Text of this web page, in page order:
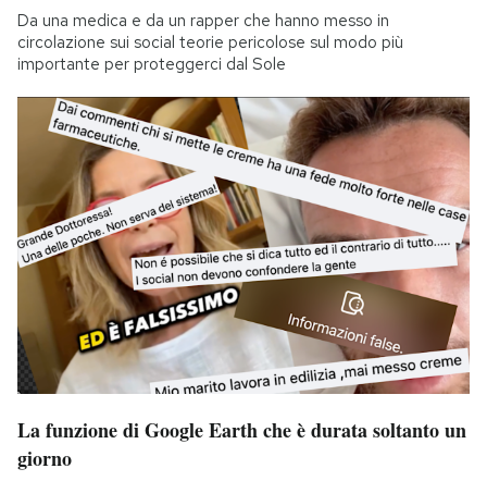
Da una medica e da un rapper che hanno messo in
circolazione sui social teorie pericolose sul modo più
importante per proteggerci dal Sole
La funzione di Google Earth che è durata soltanto un
giorno